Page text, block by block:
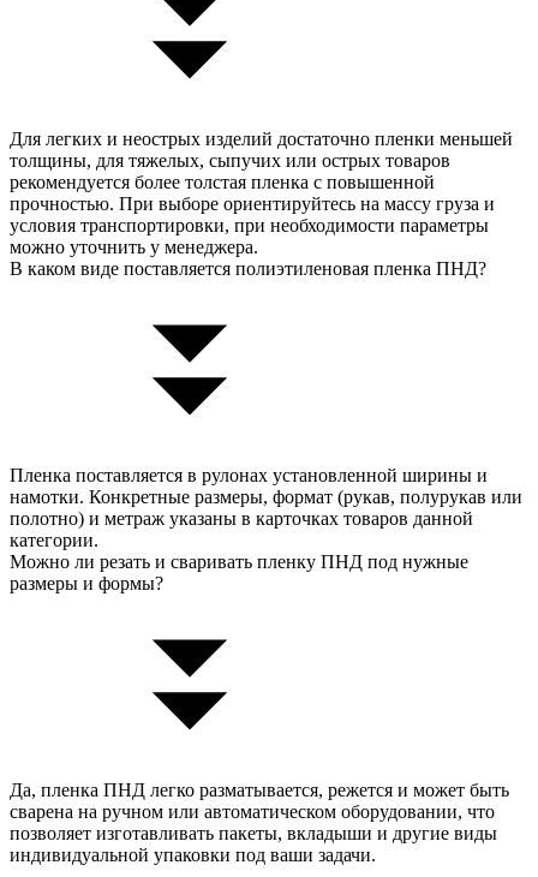
Для легких и неострых изделий достаточно пленки меньшей
толщины, для тяжелых, сыпучих или острых товаров
рекомендуется более толстая пленка с повышенной
прочностью. При выборе ориентируйтесь на массу груза и
условия транспортировки, при необходимости параметры
можно уточнить у менеджера.
В каком виде поставляется полиэтиленовая пленка ПНД?
Пленка поставляется в рулонах установленной ширины и
намотки. Конкретные размеры, формат (рукав, полурукав или
полотно) и метраж указаны в карточках товаров данной
категории.
Можно ли резать и сваривать пленку ПНД под нужные
размеры и формы?
Да, пленка ПНД легко разматывается, режется и может быть
сварена на ручном или автоматическом оборудовании, что
позволяет изготавливать пакеты, вкладыши и другие виды
индивидуальной упаковки под ваши задачи.